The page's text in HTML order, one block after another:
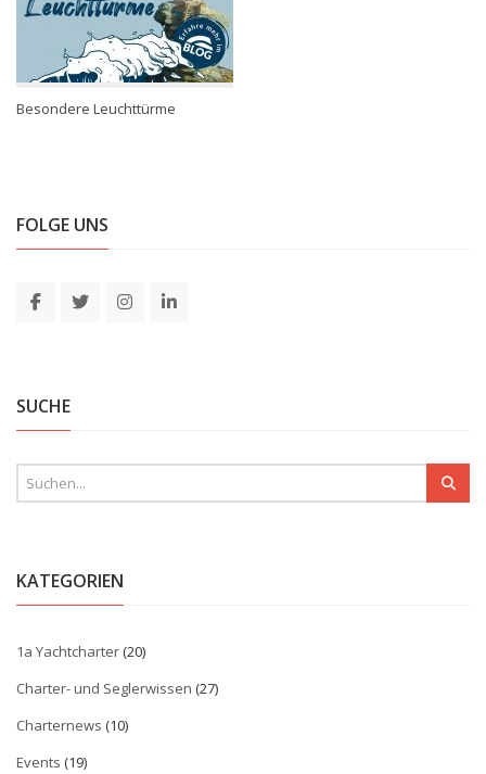
Besondere Leuchttürme
FOLGE UNS
SUCHE
KATEGORIEN
1a Yachtcharter(20)
Charter- und Seglerwissen (27)
Charternews (10)
Events (19)